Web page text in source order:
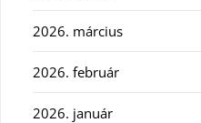
2026. március
2026. február
2026. január